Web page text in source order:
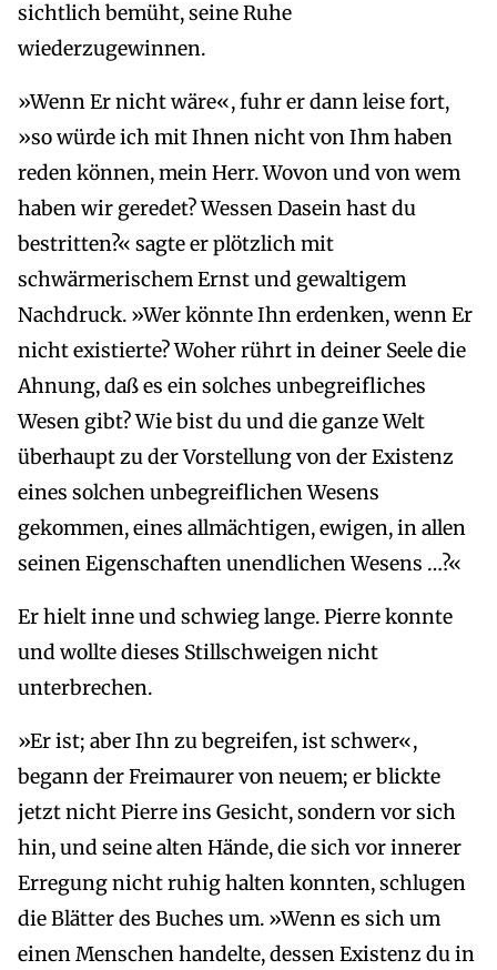
sichtlich bemüht, seine Ruhe
wiederzugewinnen.
»Wenn Er nicht wäre«, fuhr er dann leise fort,
»so würde ich mit Ihnen nicht von Ihm haben
reden können, mein Herr. Wovon und von wem
haben wir geredet? Wessen Dasein hast du
bestritten?« sagte er plötzlich mit
schwärmerischem Ernst und gewaltigem
Nachdruck. »Wer könnte Ihn erdenken, wenn Er
nicht existierte? Woher rührt in deiner Seele die
Ahnung, daß es ein solches unbegreifliches
Wesen gibt? Wie bist du und die ganze Welt
überhaupt zu der Vorstellung von der Existenz
eines solchen unbegreiflichen Wesens
gekommen, eines allmächtigen, ewigen, in allen
seinen Eigenschaften unendlichen Wesens …?«
Er hielt inne und schwieg lange. Pierre konnte
und wollte dieses Stillschweigen nicht
unterbrechen.
»Er ist; aber Ihn zu begreifen, ist schwer«,
begann der Freimaurer von neuem; er blickte
jetzt nicht Pierre ins Gesicht, sondern vor sich
hin, und seine alten Hände, die sich vor innerer
Erregung nicht ruhig halten konnten, schlugen
die Blätter des Buches um. »Wenn es sich um
einen Menschen handelte, dessen Existenz du in